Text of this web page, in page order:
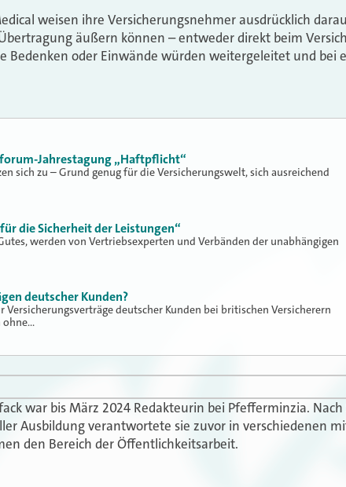
weisen ihre Versicherungsnehmer ausdrücklich
äußern können – entweder direkt beim
Bedenken oder Einwände würden weitergeleitet und bei
Jahrestagung „Haftpflicht“
sich zu – Grund genug für die Versicherungswelt, sich ausreichend
die Sicherheit der Leistungen“
werden von Vertriebsexperten und Verbänden der unabhängigen
deutscher Kunden?
Versicherungsverträge deutscher Kunden bei britischen Versicherern
ohne…
war bis März 2024 Redakteurin bei Pfefferminzia.
Ausbildung verantwortete sie zuvor in verschiedenen
den Bereich der Öffentlichkeitsarbeit.